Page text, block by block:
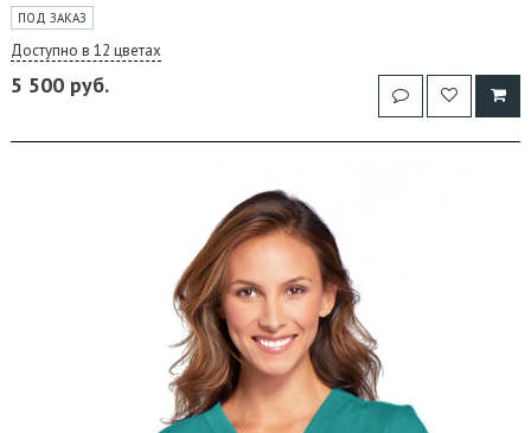
ПОД ЗАКАЗ
Доступно в 12 цветах
5 500 руб.